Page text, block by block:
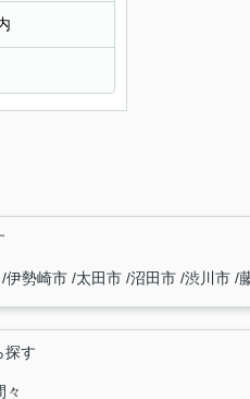
伊勢崎市 太田市 沼田市 渋川市
探す
々